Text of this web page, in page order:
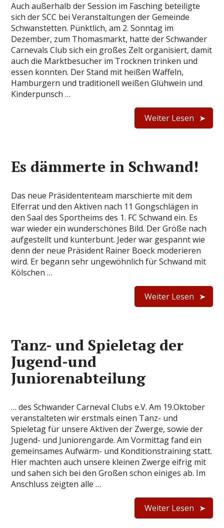
Auch außerhalb der Session im Fasching beteiligte
sich der SCC bei Veranstaltungen der Gemeinde
Schwanstetten. Pünktlich, am 2. Sonntag im
Dezember, zum Thomasmarkt, hatte der Schwander
Carnevals Club sich ein großes Zelt organisiert, damit
auch die Marktbesucher im Trocknen trinken und
essen konnten. Der Stand mit heißen Waffeln,
Hamburgern und traditionell weißen Glühwein und
Kinderpunsch …
Weiter Lesen
Es dämmerte in Schwand!
Das neue Präsidententeam marschierte mit dem
Elferrat und den Aktiven nach 11 Gongschlägen in
den Saal des Sportheims des 1. FC Schwand ein. Es
war wieder ein wunderschönes Bild. Der Größe nach
aufgestellt und kunterbunt. Jeder war gespannt wie
denn der neue Präsident Rainer Boeck moderieren
wird. Er begann sehr ungewöhnlich für Schwand mit
Kölschen …
Weiter Lesen
Tanz- und Spieletag der
Jugend-und
Juniorenabteilung
… des Schwander Carneval Clubs e.V. Am 19.Oktober
veranstalteten wir erstmals einen Tanz- und
Spieletag für unsere Aktiven der Zwerge, sowie der
Jugend- und Juniorengarde. Am Vormittag fand ein
gemeinsames Aufwärm- und Konditionstraining statt.
Hier machten auch unsere kleinen Zwerge eifrig mit
und sahen sich bei den Großen schon einiges ab. Im
Anschluss zeigten alle …
Weiter Lesen